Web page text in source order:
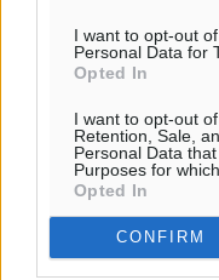
I want to opt-out
Personal Data for
Opted In
I want to opt-out
Retention, Sale,
Personal Data
Purposes for
Opted In
CONFIRM
παρεχόμενου
της Δημοκρατικής.
o καιρός τώρα:
°